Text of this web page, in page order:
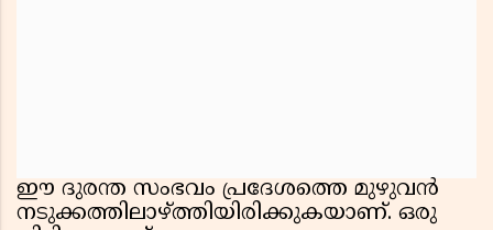
ഈ ദുരന്ത സംഭവം പ്രദേശത്തെ മുഴുവന്‍
നടുക്കത്തിലാഴ്ത്തിയിരിക്കുകയാണ്. ഒരു